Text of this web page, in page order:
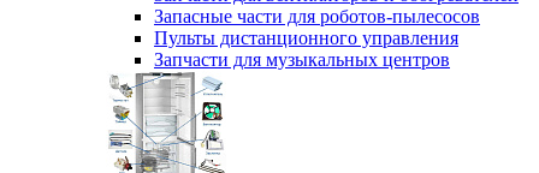
Запасные части для роботов-пылесосов
Пульты дистанционного управления
Запчасти для музыкальных центров